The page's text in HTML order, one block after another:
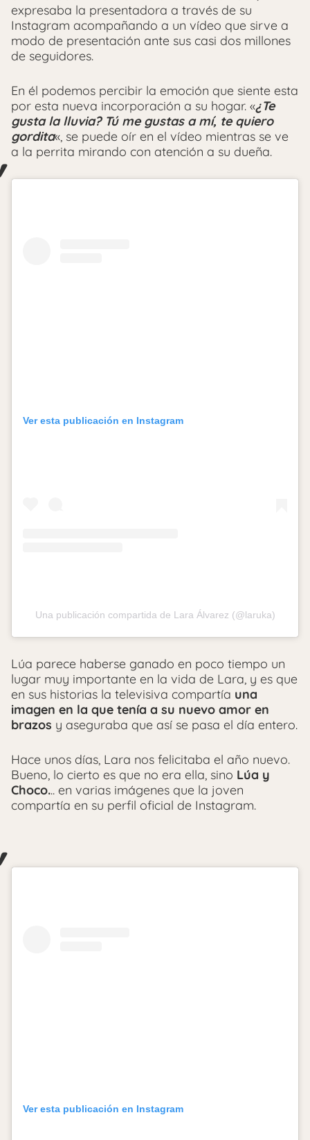
expresaba la presentadora a través de su
Instagram acompañando a un vídeo que sirve a
modo de presentación ante sus casi dos millones
de seguidores.
En él podemos percibir la emoción que siente esta
por esta nueva incorporación a su hogar. «¿Te
gusta la lluvia? Tú me gustas a mí, te quiero
gordita«, se puede oír en el vídeo mientras se ve
a la perrita mirando con atención a su dueña.
Ver esta publicación en Instagram
Una publicación compartida de Lara Álvarez (@laruka)
Lúa parece haberse ganado en poco tiempo un
lugar muy importante en la vida de Lara, y es que
en sus historias la televisiva compartía una
imagen en la que tenía a su nuevo amor en
brazos y aseguraba que así se pasa el día entero.
Hace unos días, Lara nos felicitaba el año nuevo.
Bueno, lo cierto es que no era ella, sino Lúa y
Choco... en varias imágenes que la joven
compartía en su perfil oficial de Instagram.
Ver esta publicación en Instagram